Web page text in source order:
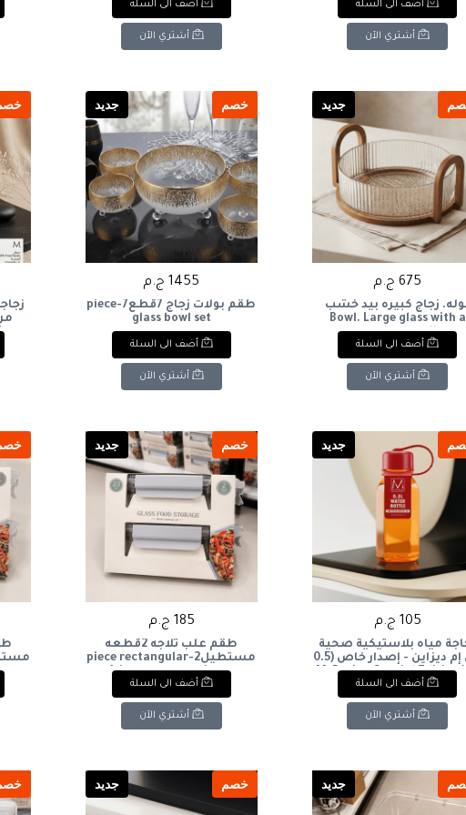
أضف الى السلة
أشتري الآن
أضف الى السلة
أشتري الآن
جديد
675 ج.م
زجاج كبيره بيد خشب
Bowl. Large glass with a
wooden handle.
أضف الى السلة
أشتري الآن
خصم جديد
1455 ج.م
طقم بولات زجاج 7قطع7-piece
glass bowl set
أضف الى السلة
أشتري الآن
جديد
105 ج.م
مياه بلاستيكية صحية
من إم ديزاين - إصدار خاص (0.5
لتر)M-Design Special Edition
Plastic Water Bottle (0.5L)
أضف الى السلة
أشتري الآن
خصم جديد
185 ج.م
طقم علب ثلاجه 2قطعه
مستطيل2-piece rectangular
refrigerator container set
أضف الى السلة
أشتري الآن
جديد خصم جديد